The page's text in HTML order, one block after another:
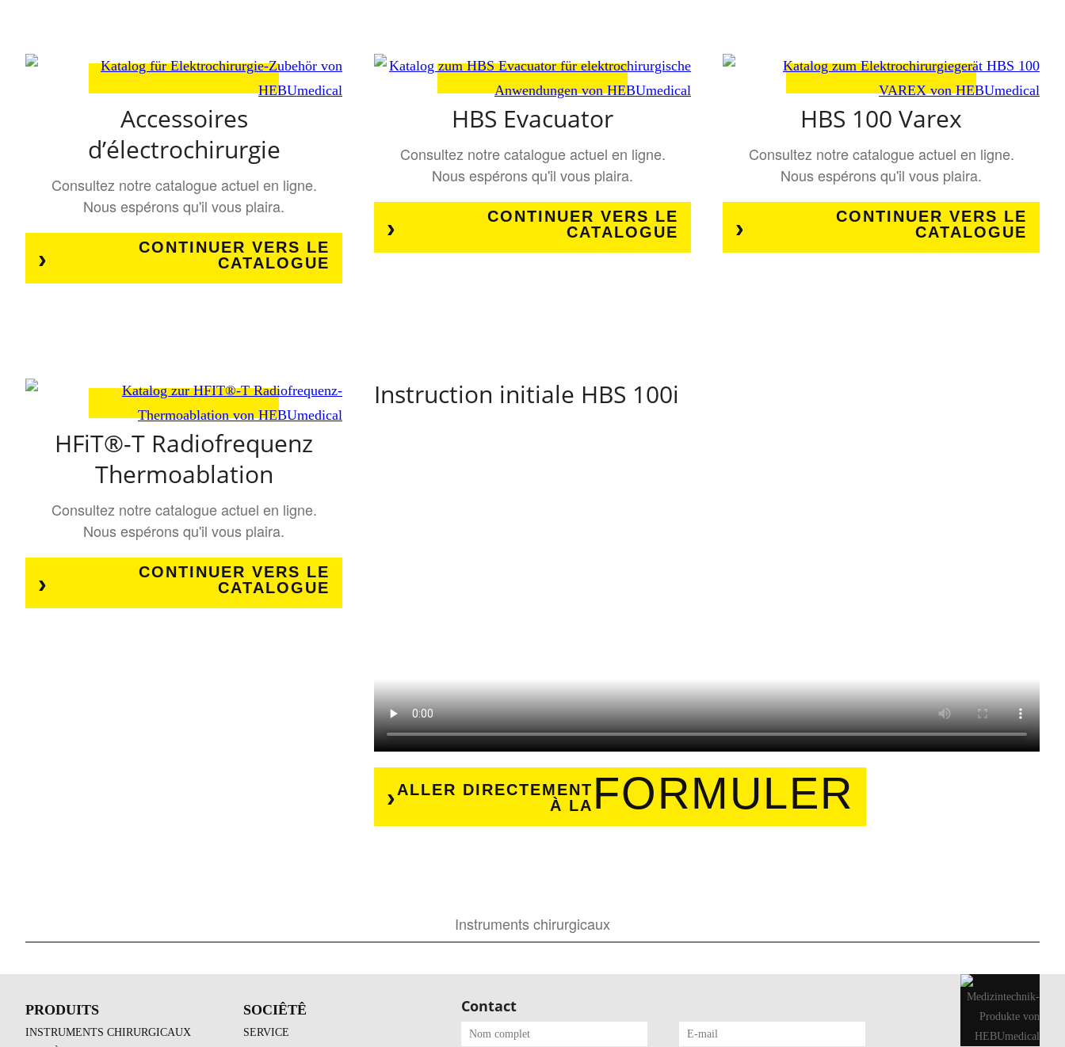
Accessoires
d’électrochirurgie
Consultez notre catalogue actuel en ligne.
Nous espérons qu'il vous plaira.
CONTINUER VERS LE
CATALOGUE
HBS Evacuator
Consultez notre catalogue actuel en ligne.
Nous espérons qu'il vous plaira.
CONTINUER VERS LE
CATALOGUE
HBS 100 Varex
Consultez notre catalogue actuel en ligne.
Nous espérons qu'il vous plaira.
CONTINUER VERS LE
CATALOGUE
HFiT®-T Radiofrequenz
Thermoablation
Consultez notre catalogue actuel en ligne.
Nous espérons qu'il vous plaira.
CONTINUER VERS LE
CATALOGUE
Instruction initiale HBS 100i
ALLER DIRECTEMENT
À LA FORMULER
Instruments chirurgicaux
PRODUITS
INSTRUMENTS CHIRURGICAUX
SOCIÊTÊ
SERVICE
Contact